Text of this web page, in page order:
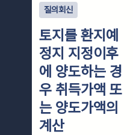
질의회신
토지를 환지예
정지 지정이후
에 양도하는 경
우 취득가액 또
는 양도가액의
계산